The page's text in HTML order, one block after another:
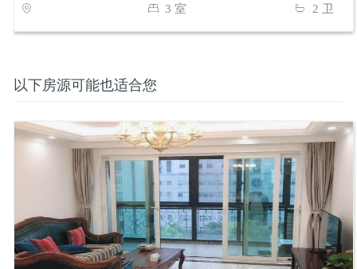
3 室 2 卫
以下房源可能也适合您